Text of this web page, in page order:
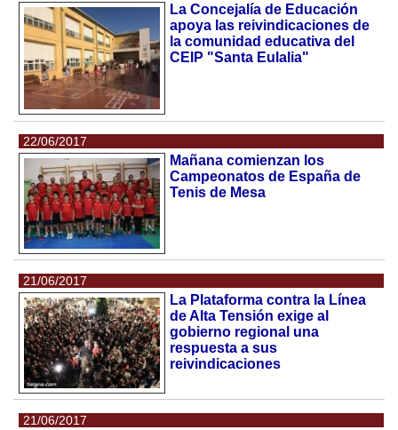
La Concejalía de Educación
apoya las reivindicaciones de
la comunidad educativa del
CEIP "Santa Eulalia"
22/06/2017
Mañana comienzan los
Campeonatos de España de
Tenis de Mesa
21/06/2017
La Plataforma contra la Línea
de Alta Tensión exige al
gobierno regional una
respuesta a sus
reivindicaciones
21/06/2017